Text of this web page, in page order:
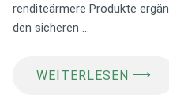
renditeärmere Produkte
den sicheren …
WEITERLESEN ⟶